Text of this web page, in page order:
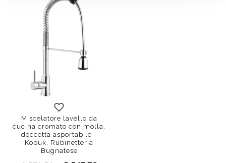
Miscelatore lavello da
cucina cromato con molla,
doccetta asportabile -
Kobuk, Rubinetteria
Bugnatese